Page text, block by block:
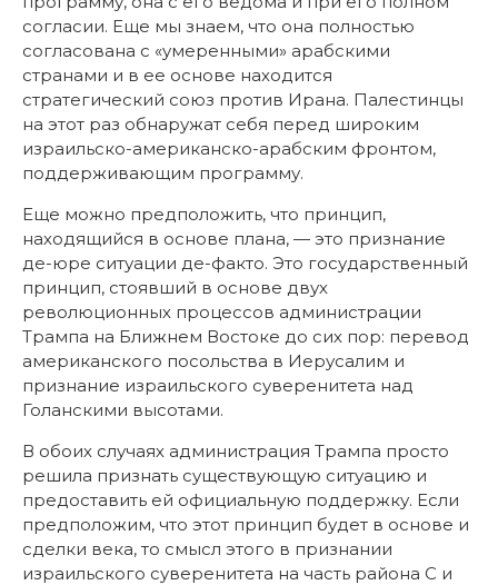
согласии. Еще мы знаем, что она полностью
согласована с «умеренными» арабскими
странами и в ее основе находится
стратегический союз против Ирана. Палестинцы
на этот раз обнаружат себя перед широким
израильско-американско-арабским фронтом,
поддерживающим программу.
Еще можно предположить, что принцип,
находящийся в основе плана, — это признание
де-юре ситуации де-факто. Это государственный
принцип, стоявший в основе двух
революционных процессов администрации
Трампа на Ближнем Востоке до сих пор: перевод
американского посольства в Иерусалим и
признание израильского суверенитета над
Голанскими высотами.
В обоих случаях администрация Трампа просто
решила признать существующую ситуацию и
предоставить ей официальную поддержку. Если
предположим, что этот принцип будет в основе и
сделки века, то смысл этого в признании
израильского суверенитета на часть района C и